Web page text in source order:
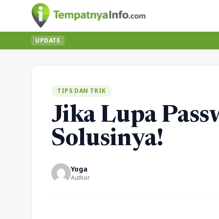
UPDATE
TIPS DAN TRIK
Jika Lupa
Solusinya!
Yoga
Author